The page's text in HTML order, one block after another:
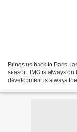
Brings us back to Paris,
season. IMG is always on
development is always